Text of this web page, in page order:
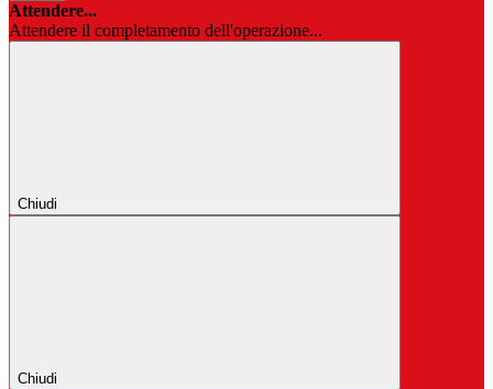
Attendere...
Attendere il completamento dell'operazione...
Chiudi
Chiudi